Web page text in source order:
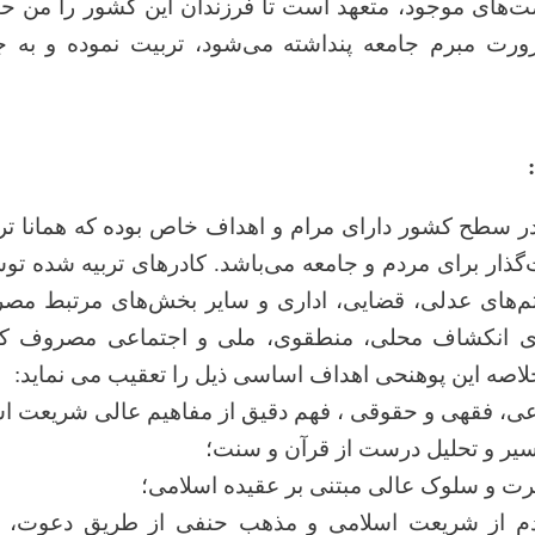
موجود، متعهد است تا فرزندان این کشور را من
مبرم جامعه پنداشته می‌شود، تربیت نموده و به
سطح کشور دارای مرام و اهداف خاص بوده که همانا
برای مردم و جامعه می‌باشد. کادرهای تربیه شده
عدلی، قضایی، اداری و سایر بخش‌های مرتبط
انکشاف محلی، منطقوی، ملی و اجتماعی مصروف
این پوهنحی اهداف اساسی ذیل را تعقیب می نماید:
فقهی و حقوقی ، فهم دقیق از مفاهیم عالی شریعت
و تحلیل درست از قرآن و سنت؛
و سلوک عالی مبتنی بر عقیده اسلامی؛
از شریعت اسلامی و مذهب حنفی از طریق